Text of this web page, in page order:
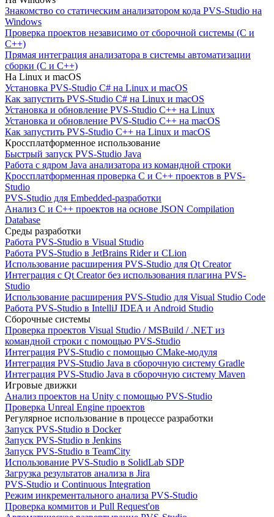
Знакомство со статическим анализатором кода PVS-Studio на
Windows
Проверка проектов независимо от сборочной системы (C и
C++)
Прямая интеграция анализатора в системы автоматизации
сборки (C и C++)
На Linux и macOS
Установка PVS-Studio C# на Linux и macOS
Как запустить PVS-Studio C# на Linux и macOS
Установка и обновление PVS-Studio C++ на Linux
Установка и обновление PVS-Studio C++ на macOS
Как запустить PVS-Studio C++ на Linux и macOS
Кроссплатформенное использование
Быстрый запуск PVS-Studio Java
Работа с ядром Java анализатора из командной строки
Кроссплатформенная проверка C и C++ проектов в PVS-
Studio
PVS-Studio для Embedded-разработки
Анализ C и C++ проектов на основе JSON Compilation
Database
Среды разработки
Работа PVS-Studio в Visual Studio
Работа PVS-Studio в JetBrains Rider и CLion
Использование расширения PVS-Studio для Qt Creator
Интеграция с Qt Creator без использования плагина PVS-
Studio
Использование расширения PVS-Studio для Visual Studio Code
Работа PVS-Studio в IntelliJ IDEA и Android Studio
Сборочные системы
Проверка проектов Visual Studio / MSBuild / .NET из
командной строки с помощью PVS-Studio
Интеграция PVS-Studio с помощью CMake-модуля
Интеграция PVS-Studio Java в сборочную систему Gradle
Интеграция PVS-Studio Java в сборочную систему Maven
Игровые движки
Анализ проектов на Unity с помощью PVS-Studio
Проверка Unreal Engine проектов
Регулярное использование в процессе разработки
Запуск PVS-Studio в Docker
Запуск PVS-Studio в Jenkins
Запуск PVS-Studio в TeamCity
Использование PVS-Studio в SolidLab SDP
Загрузка результатов анализа в Jira
PVS-Studio и Continuous Integration
Режим инкрементального анализа PVS-Studio
Проверка коммитов и Pull Request'ов